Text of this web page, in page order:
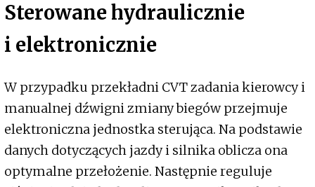
Sterowane hydraulicznie
i elektronicznie
W przypadku przekładni CVT zadania kierowcy i
manualnej dźwigni zmiany biegów przejmuje
elektroniczna jednostka sterująca. Na podstawie
danych dotyczących jazdy i silnika oblicza ona
optymalne przełożenie. Następnie reguluje